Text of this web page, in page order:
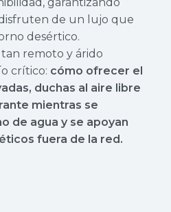
de un lujo que
desértico.
remoto y árido
crítico: cómo ofrecer el
duchas al aire libre
mientras se
de agua y se apoyan
fuera de la red.